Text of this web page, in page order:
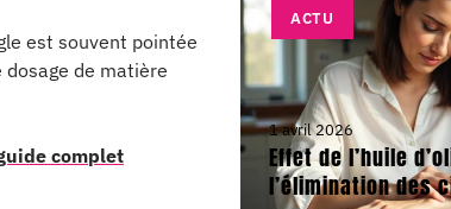
est souvent pointée
de matière
complet
ACTU
1 avril 2026
Effet de l’huile
l’élimination des